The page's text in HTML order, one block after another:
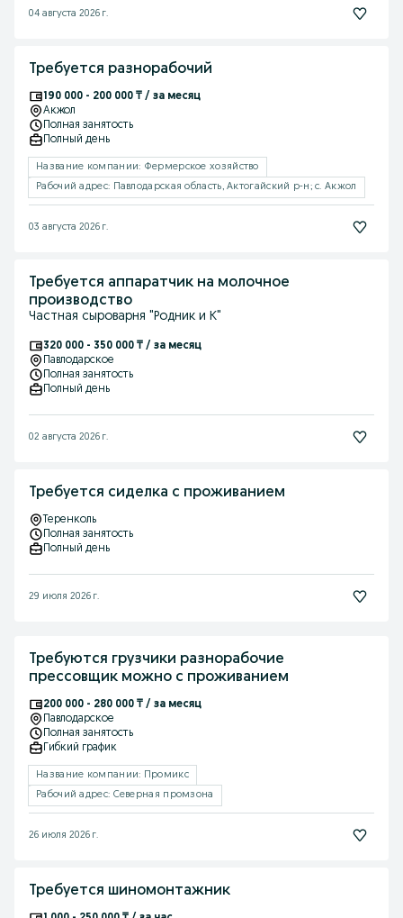
04 августа 2026 г.
Требуется разнорабочий
190 000 - 200 000 ₸ / за месяц
Акжол
Полная занятость
Полный день
Название компании: Фермерское хозяйство
Рабочий адрес: Павлодарская область, Актогайский р-н; с. Акжол
03 августа 2026 г.
Требуется аппаратчик на молочное
производство
Частная сыроварня "Родник и К"
320 000 - 350 000 ₸ / за месяц
Павлодарское
Полная занятость
Полный день
02 августа 2026 г.
Требуется сиделка с проживанием
Теренколь
Полная занятость
Полный день
29 июля 2026 г.
Требуются грузчики разнорабочие
прессовщик можно с проживанием
200 000 - 280 000 ₸ / за месяц
Павлодарское
Полная занятость
Гибкий график
Название компании: Промикс
Рабочий адрес: Северная промзона
26 июля 2026 г.
Требуется шиномонтажник